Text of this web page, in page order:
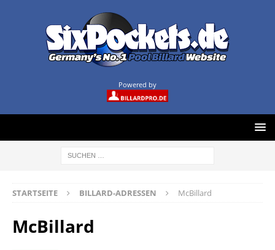
Powered by
STARTSEITE BILLARD-ADRESSEN McBillard
McBillard